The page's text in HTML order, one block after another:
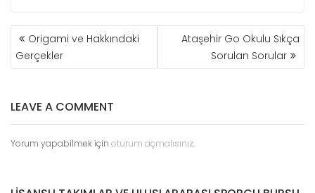
YAZI
GEZINMESI
Origami ve Hakkındaki
Gerçekler
Ataşehir Go Okulu Sıkça
Sorulan Sorular
LEAVE A COMMENT
Yorum yapabilmek için oturum açmalısınız.